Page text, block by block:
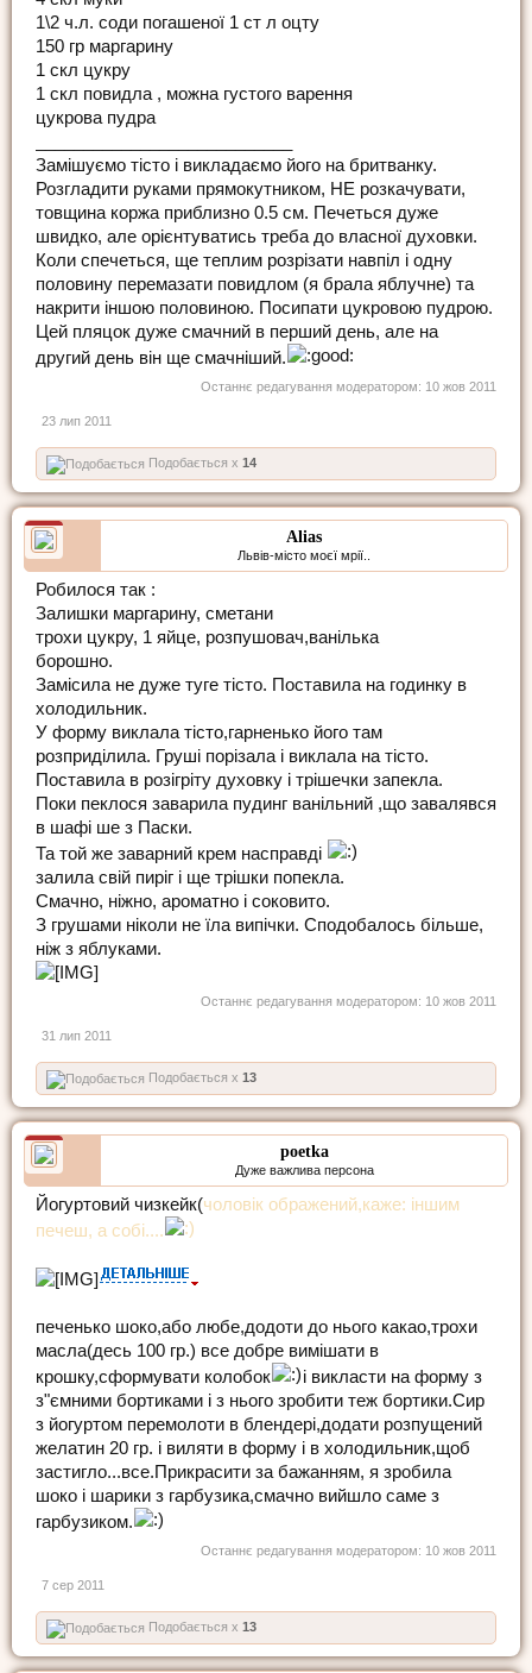
1\2 ч.л. соди погашеної 1 ст л оцту
150 гр маргарину
1 скл цукру
1 скл повидла , можна густого варення
цукрова пудра
Замішуємо тісто і викладаємо його на бритванку.
Розгладити руками прямокутником, НЕ розкачувати,
товщина коржа приблизно 0.5 см. Печеться дуже
швидко, але орієнтуватись треба до власної духовки.
Коли спечеться, ще теплим розрізати навпіл і одну
половину перемазати повидлом (я брала яблучне) та
накрити іншою половиною. Посипати цукровою пудрою.
Цей пляцок дуже смачний в перший день, але на
другий день він ще смачніший.
Останнє редагування модератором: 10 жов 2011
23 лип 2011
Подобається x 14
Alias
Львів-місто моєї мрії..
Робилося так :
Залишки маргарину, сметани
трохи цукру, 1 яйце, розпушовач,ванілька
борошно.
Замісила не дуже туге тісто. Поставила на годинку в
холодильник.
У форму виклала тісто,гарненько його там
розприділила. Груші порізала і виклала на тісто.
Поставила в розігріту духовку і трішечки запекла.
Поки пеклося заварила пудинг ванільний ,що завалявся
в шафі ше з Паски.
Та той же заварний крем насправді
залила свій пиріг і ще трішки попекла.
Смачно, ніжно, ароматно і соковито.
З грушами ніколи не їла випічки. Сподобалось більше,
ніж з яблуками.
Останнє редагування модератором: 10 жов 2011
31 лип 2011
Подобається x 13
poetka
Дуже важлива персона
Йогуртовий чизкейк(чоловік ображений,каже: іншим
печеш, а собі....
печенько шоко,або любе,додоти до нього какао,трохи
масла(десь 100 гр.) все добре вимішати в
крошку,сформувати колобок
і викласти на форму з
з"ємними бортиками і з нього зробити теж бортики.Сир
з йогуртом перемолоти в блендері,додати розпущений
желатин 20 гр. і виляти в форму і в холодильник,щоб
застигло...все.Прикрасити за бажанням, я зробила
шоко і шарики з гарбузика,смачно вийшло саме з
гарбузиком.
Останнє редагування модератором: 10 жов 2011
7 сер 2011
Подобається x 13